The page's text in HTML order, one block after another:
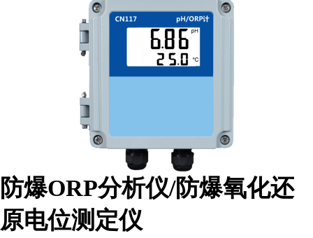
防爆ORP分析仪/防爆氧化还
原电位测定仪